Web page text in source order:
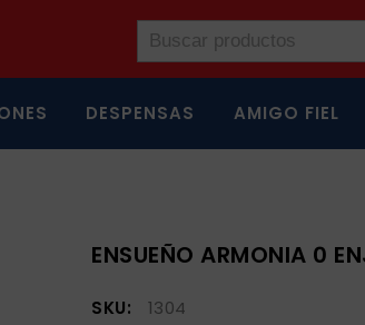
DESPENSAS AMIGO FIEL
ENSUEÑO ARMONIA 0
SKU:
1304